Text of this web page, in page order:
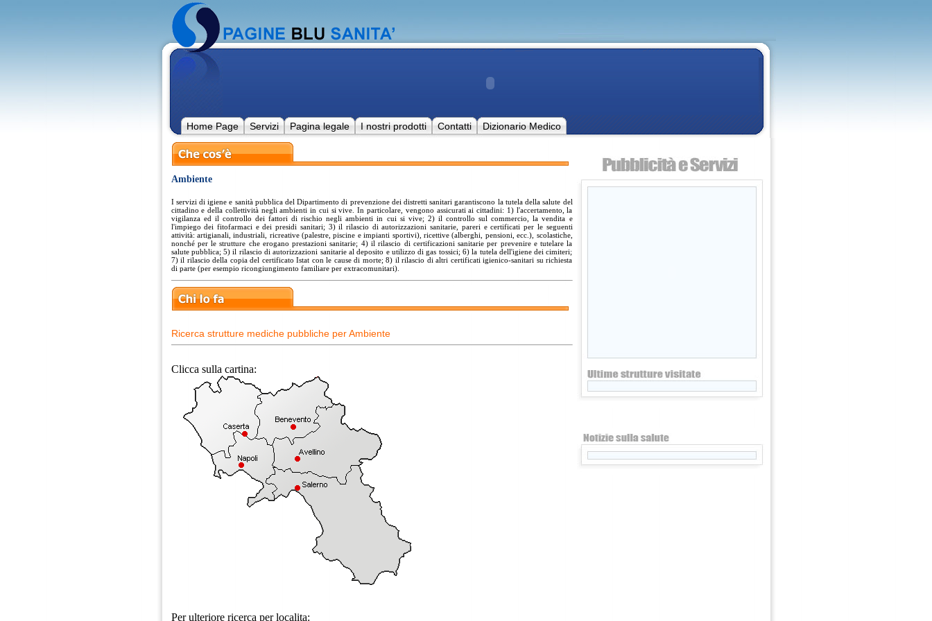
Home Page Servizi Pagina legale I nostri prodotti Contatti Dizionario Medico
Ambiente
I servizi di igiene e sanità pubblica del Dipartimento di prevenzione dei distretti sanitari garantiscono la tutela della salute del
cittadino e della collettività negli ambienti in cui si vive. In particolare, vengono assicurati ai cittadini: 1) l'accertamento, la
vigilanza ed il controllo dei fattori di rischio negli ambienti in cui si vive; 2) il controllo sul commercio, la vendita e
l'impiego dei fitofarmaci e dei presidi sanitari; 3) il rilascio di autorizzazioni sanitarie, pareri e certificati per le seguenti
attività: artigianali, industriali, ricreative (palestre, piscine e impianti sportivi), ricettive (alberghi, pensioni, ecc.), scolastiche,
nonché per le strutture che erogano prestazioni sanitarie; 4) il rilascio di certificazioni sanitarie per prevenire e tutelare la
salute pubblica; 5) il rilascio di autorizzazioni sanitarie al deposito e utilizzo di gas tossici; 6) la tutela dell'igiene dei cimiteri;
7) il rilascio della copia del certificato Istat con le cause di morte; 8) il rilascio di altri certificati igienico-sanitari su richiesta
di parte (per esempio ricongiungimento familiare per extracomunitari).
Ricerca strutture mediche pubbliche per Ambiente
Clicca sulla cartina:
Per ulteriore ricerca per localita: